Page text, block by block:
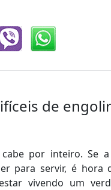
de
por inteiro. Se
para servir, é hora
vivendo um